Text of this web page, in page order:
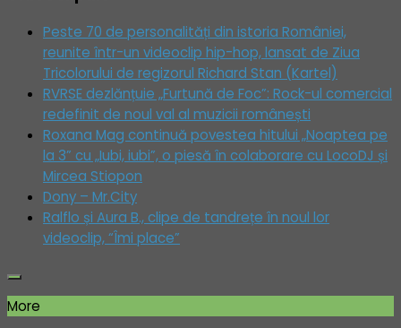
Peste 70 de personalități din istoria României,
reunite într-un videoclip hip-hop, lansat de Ziua
Tricolorului de regizorul Richard Stan (Kartel)
RVRSE dezlănțuie „Furtună de Foc”: Rock-ul comercial
redefinit de noul val al muzicii românești
Roxana Mag continuă povestea hitului „Noaptea pe
la 3” cu „Iubi, iubi”, o piesă în colaborare cu LocoDJ și
Mircea Stiopon
Dony – Mr.City
Ralflo și Aura B., clipe de tandrețe în noul lor
videoclip, “Îmi place”
More